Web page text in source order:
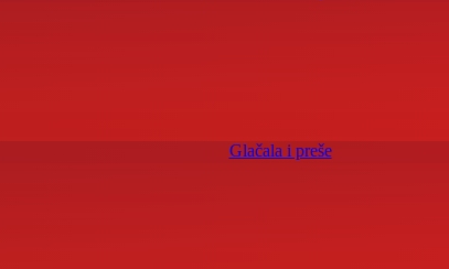
Glačala i preše